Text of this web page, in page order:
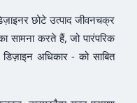
छोटे उत्पाद जीवनचक्र
करते हैं, जो पारंपरिक
अधिकार - को साबित